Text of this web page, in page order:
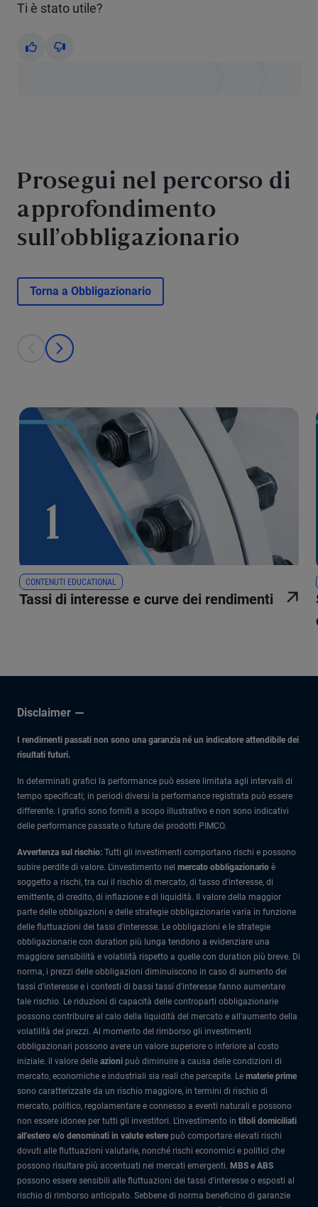
Ti è stato utile?
Yes No
Prosegui nel percorso di
approfondimento
sull’obbligazionario
Torna a Obbligazionario
This is a carousel with individual cards. Use the previous and next
prev
next
CONTENUTI EDUCATIONAL
Tassi di interesse e curve dei rendimenti
Disclaimer
I rendimenti passati non sono una garanzia né un indicatore attendibile dei
risultati futuri.
In determinati grafici la performance può essere limitata agli intervalli di
tempo specificati; in periodi diversi la performance registrata può essere
differente. I grafici sono forniti a scopo illustrativo e non sono indicativi
delle performance passate o future dei prodotti PIMCO.
Avvertenza sul rischio: Tutti gli investimenti comportano rischi e possono
subire perdite di valore. L'investimento nel mercato obbligazionario è
soggetto a rischi, tra cui il rischio di mercato, di tasso d'interesse, di
emittente, di credito, di inflazione e di liquidità. Il valore della maggior
parte delle obbligazioni e delle strategie obbligazionarie varia in funzione
delle fluttuazioni dei tassi d'interesse. Le obbligazioni e le strategie
obbligazionarie con duration più lunga tendono a evidenziare una
maggiore sensibilità e volatilità rispetto a quelle con duration più breve. Di
norma, i prezzi delle obbligazioni diminuiscono in caso di aumento dei
tassi d'interesse e i contesti di bassi tassi d'interesse fanno aumentare
tale rischio. Le riduzioni di capacità delle controparti obbligazionarie
possono contribuire al calo della liquidità del mercato e all'aumento della
volatilità dei prezzi. Al momento del rimborso gli investimenti
obbligazionari possono avere un valore superiore o inferiore al costo
iniziale. Il valore delle azioni può diminuire a causa delle condizioni di
mercato, economiche e industriali sia reali che percepite. Le materie prime
sono caratterizzate da un rischio maggiore, in termini di rischio di
mercato, politico, regolamentare e connesso a eventi naturali e possono
non essere idonee per tutti gli investitori. L'investimento in titoli domiciliati
all'estero e/o denominati in valute estere può comportare elevati rischi
dovuti alle fluttuazioni valutarie, nonché rischi economici e politici che
possono risultare più accentuati nei mercati emergenti. MBS e ABS
possono essere sensibili alle fluttuazioni dei tassi d'interesse o esposti al
rischio di rimborso anticipato. Sebbene di norma beneficino di garanzie